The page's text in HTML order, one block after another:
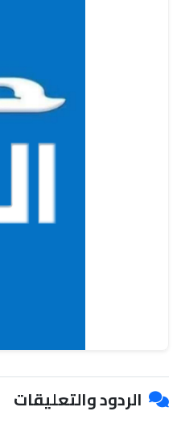
الردود والتعليقات